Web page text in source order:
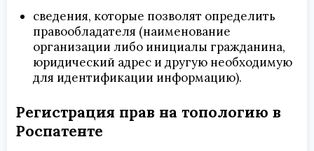
сведения, которые позволят определить
правообладателя (наименование
организации либо инициалы гражданина,
юридический адрес и другую необходимую
для идентификации информацию).
Регистрация прав на топологию в
Роспатенте